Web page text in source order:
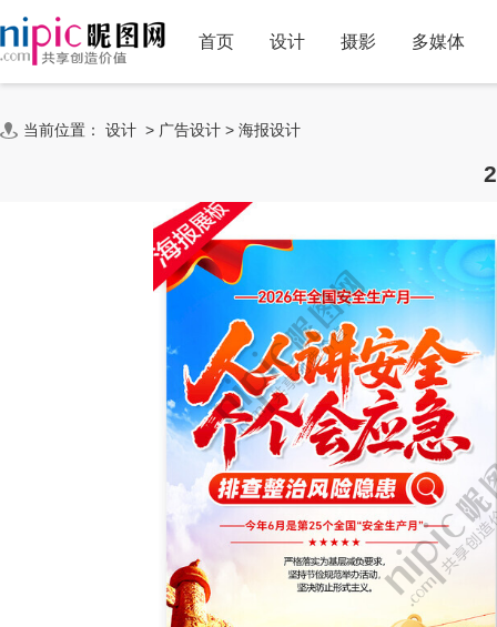
首页 设计 摄影 多媒体
当前位置： 设计 > 广告设计 > 海报设计